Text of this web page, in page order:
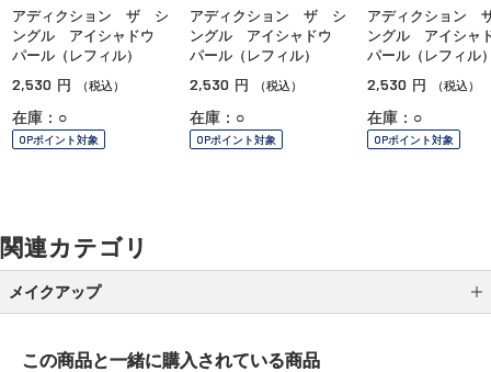
アディクション ザ シ
ングル アイシャドウ
パール（レフィル）
2,530 円 （税込）
在庫：○
OPポイント対象
アディクション ザ シ
ングル アイシャドウ
パール（レフィル）
2,530 円 （税込）
在庫：○
OPポイント対象
アディクション
ングル アイシ
パール（レフィル
2,530 円 （税込）
在庫：○
OPポイント対象
関連カテゴリ
メイクアップ
この商品と一緒に購入されている商品